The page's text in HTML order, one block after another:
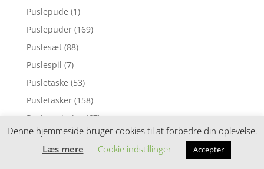
Puslepude (1)
Puslepuder (169)
Puslesæt (88)
Puslespil (7)
Pusletaske (53)
Pusletasker (158)
Pusleunderlag
(67)
Puttekasser (30)
Pyntepuder (98)
Denne hjemmeside bruger cookies til at forbedre din oplevelse.
Læs mere
Cookie indstillinger Accepter